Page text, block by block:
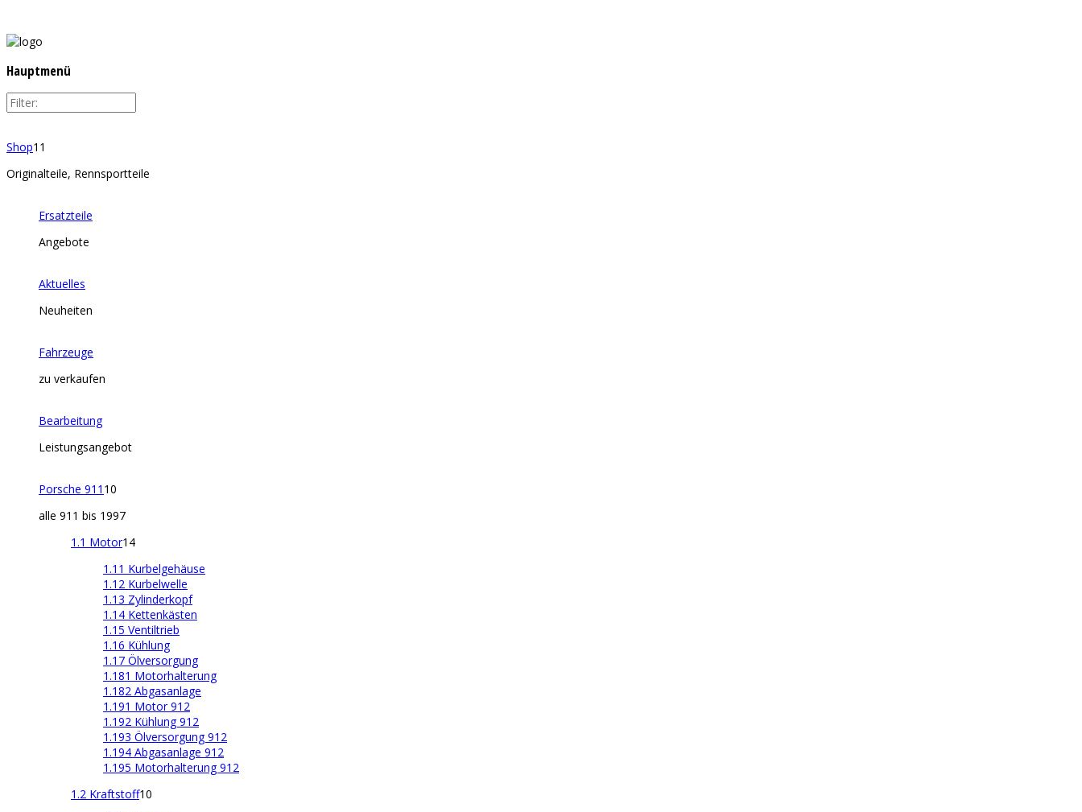
Hauptmenü
Shop11
Originalteile, Rennsportteile
Ersatzteile
Angebote
Aktuelles
Neuheiten
Fahrzeuge
zu verkaufen
Bearbeitung
Leistungsangebot
Porsche 911 10
alle 911 bis 1997
1.1 Motor14
1.11 Kurbelgehäuse
1.12 Kurbelwelle
1.13 Zylinderkopf
1.14 Kettenkästen
1.15 Ventiltrieb
1.16 Kühlung
1.17 Ölversorgung
1.181 Motorhalterung
1.182 Abgasanlage
1.191 Motor 912
1.192 Kühlung 912
1.193 Ölversorgung 912
1.194 Abgasanlage 912
1.195 Motorhalterung 912
1.2 Kraftstoff10